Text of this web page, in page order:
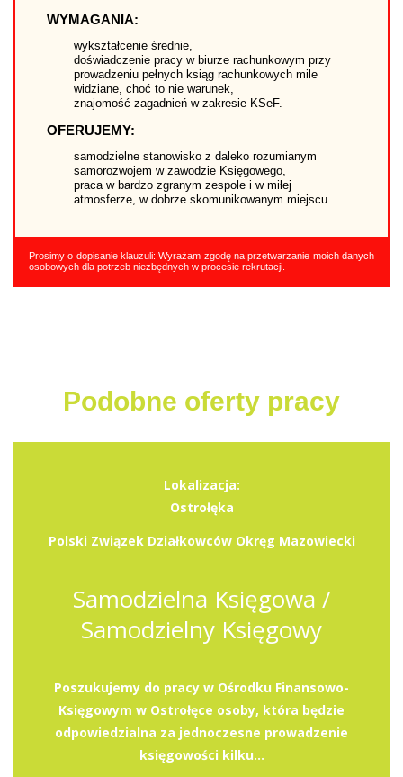
WYMAGANIA:
wykształcenie średnie,
doświadczenie pracy w biurze rachunkowym przy
prowadzeniu pełnych ksiąg rachunkowych mile
widziane, choć to nie warunek,
znajomość zagadnień w zakresie KSeF.
OFERUJEMY:
samodzielne stanowisko z daleko rozumianym
samorozwojem w zawodzie Księgowego,
praca w bardzo zgranym zespole i w miłej
atmosferze, w dobrze skomunikowanym miejscu.
Prosimy o dopisanie klauzuli: Wyrażam zgodę na przetwarzanie moich danych
osobowych dla potrzeb niezbędnych w procesie rekrutacji.
Podobne oferty pracy
Lokalizacja:
Ostrołęka
Polski Związek Działkowców Okręg Mazowiecki
Samodzielna Księgowa /
Samodzielny Księgowy
Poszukujemy do pracy w Ośrodku Finansowo-
Księgowym w Ostrołęce osoby, która będzie
odpowiedzialna za jednoczesne prowadzenie
księgowości kilku...